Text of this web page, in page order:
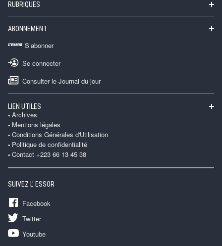
RUBRIQUES
ABONNEMENT
S’abonner
Se connecter
Consulter le Journal du jour
LIEN UTILES
Archives
Mentions légales
Conditions Générales d'Utilisation
Politique de confidentialité
Contact +223 66 13 45 38
SUIVEZ L' ESSOR
Facebook
Twitter
Youtube